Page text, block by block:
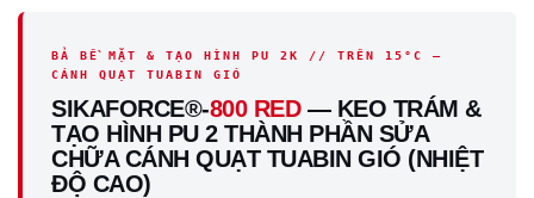
BẢ BỀ MẶT & TẠO HÌNH PU 2K // TRÊN 15°C —
CÁNH QUẠT TUABIN GIÓ
SIKAFORCE®-800 RED— KEO TRÁM &
TẠO HÌNH PU 2 THÀNH PHẦN SỬA
CHỮA CÁNH QUẠT TUABIN GIÓ (NHIỆT
ĐỘ CAO)